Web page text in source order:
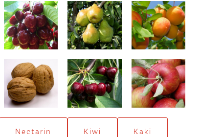
Stella Novembra Umberto
Nuc selecţionat Summit Jonathan
Nectarin Kiwi Kaki